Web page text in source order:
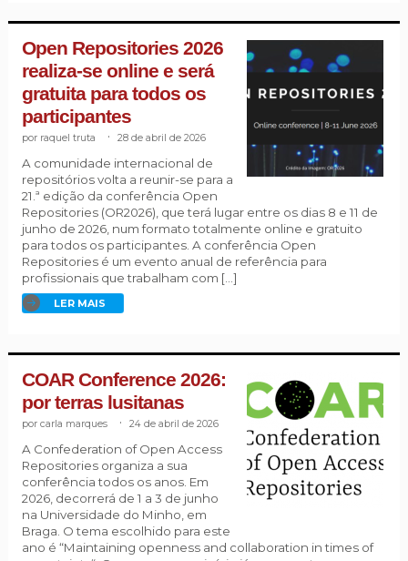
Open Repositories 2026
realiza-se online e será
gratuita para todos os
participantes
raquel truta 28 de abril de 2026
A comunidade internacional de
repositórios volta a reunir-se para a
21.ª edição da conferência Open
Repositories (OR2026), que terá lugar entre os dias 8 e 11 de
junho de 2026, num formato totalmente online e gratuito
para todos os participantes. A conferência Open
Repositories é um evento anual de referência para
profissionais que trabalham com […]
LER MAIS
COAR Conference 2026:
por terras lusitanas
carla marques. 24 de abril de 2026
A Confederation of Open Access
Repositories organiza a sua
conferência todos os anos. Em
2026, decorrerá de 1 a 3 de junho
na Universidade do Minho, em
Braga. O tema escolhido para este
ano é “Maintaining openness and collaboration in times of